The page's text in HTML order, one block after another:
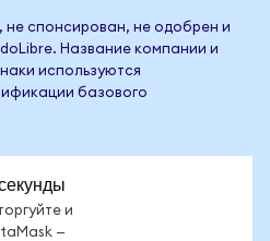
не спонсирован, не одобрен и
Название компании и
используются
базового
и
—